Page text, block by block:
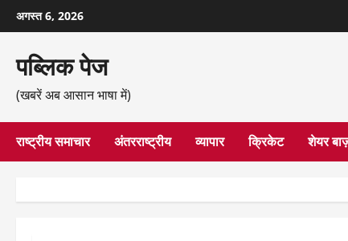
छोड़कर
सामग्री
अगस्त 6, 2026
पब्लिक पेज
(खबरें अब आसान भाषा में)
राष्ट्रीय समाचार अंतरराष्ट्रीय व्यापार क्रिकेट शेयर